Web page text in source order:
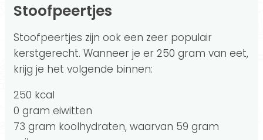
Stoofpeertjes
Stoofpeertjes zijn ook een zeer populair
kerstgerecht. Wanneer je er 250 gram van eet,
krijg je het volgende binnen:
250 kcal
0 gram eiwitten
73 gram koolhydraten, waarvan 59 gram